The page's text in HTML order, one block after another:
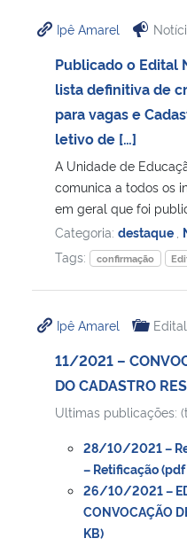
Ipê Amarel
Publicado o
lista definitiva de
para vagas e
letivo de […]
A Unidade de
comunica a todos os
em geral que foi
Categoria: destaque
Tags:
confirmação
Ipê Amarel Edital
11/2021 –
DO CADASTRO
Ultimas publicações:
28/10/2021 –
– Retificação (pdf
26/10/2021 –
CONVOCAÇÃO
KB)